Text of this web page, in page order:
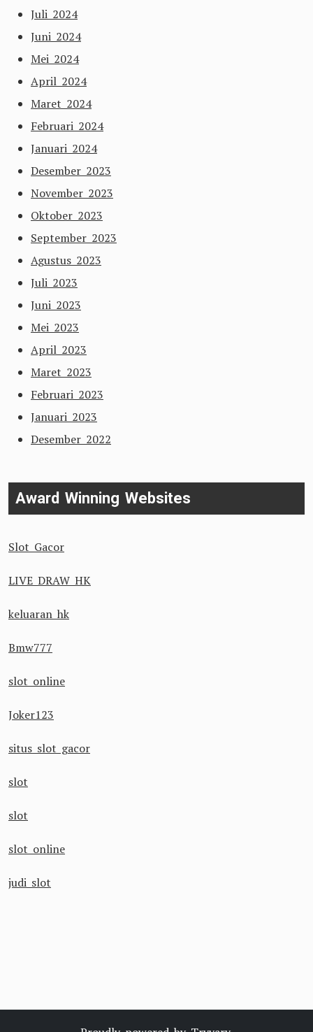
Juli 2024
Juni 2024
Mei 2024
April 2024
Maret 2024
Februari 2024
Januari 2024
Desember 2023
November 2023
Oktober 2023
September 2023
Agustus 2023
Juli 2023
Juni 2023
Mei 2023
April 2023
Maret 2023
Februari 2023
Januari 2023
Desember 2022
Award Winning Websites
Slot Gacor
LIVE DRAW HK
keluaran hk
Bmw777
slot online
Joker123
situs slot gacor
slot
slot
slot online
judi slot